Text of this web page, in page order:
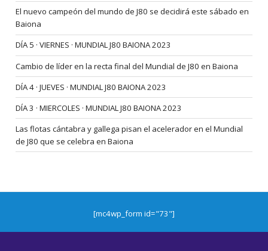
El nuevo campeón del mundo de J80 se decidirá este sábado en
Baiona
DÍA 5 · VIERNES · MUNDIAL J80 BAIONA 2023
Cambio de líder en la recta final del Mundial de J80 en Baiona
DÍA 4 · JUEVES · MUNDIAL J80 BAIONA 2023
DÍA 3 · MIERCOLES · MUNDIAL J80 BAIONA 2023
Las flotas cántabra y gallega pisan el acelerador en el Mundial
de J80 que se celebra en Baiona
[mc4wp_form id="73"]